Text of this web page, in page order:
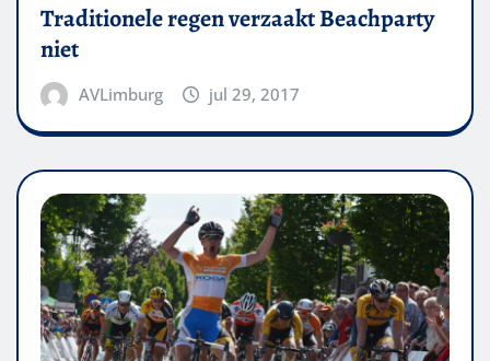
Traditionele regen verzaakt Beachparty
niet
AVLimburg jul 29, 2017